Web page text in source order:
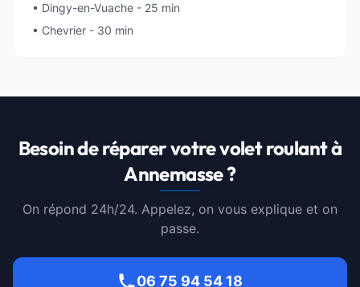
• Dingy-en-Vuache - 25 min
• Chevrier - 30 min
Besoin de réparer votre volet roulant à
Annemasse ?
On répond 24h/24. Appelez, on vous explique et on
passe.
06 75 94 54 18